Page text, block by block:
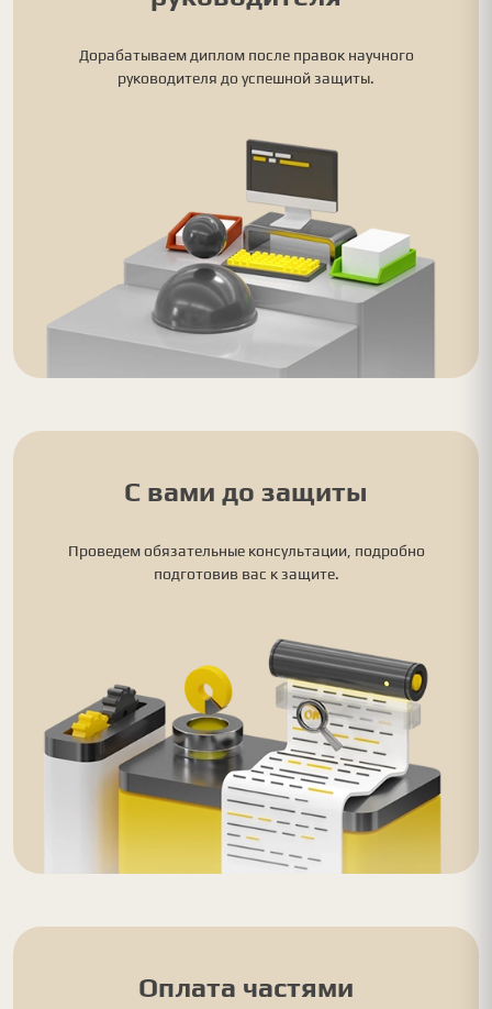
Дорабатываем диплом после правок научного
руководителя до успешной защиты.
С вами до защиты
Проведем обязательные консультации, подробно
подготовив вас к защите.
Оплата частями